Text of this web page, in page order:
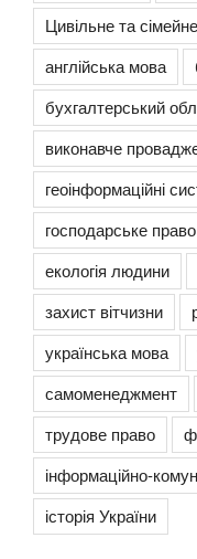
Цивільне та
англійська мова
бухгалтерський
виконавче
геоінформаційні
господарське право
екологія людини
захист вітчизни
українська мова
самоменеджмент
трудове право
інформаційно-
історія України